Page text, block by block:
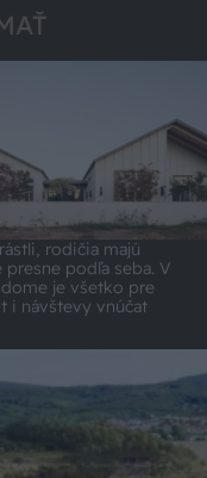
rodičia majú
presne podľa seba. V
je všetko pre
i návštevy vnúčat